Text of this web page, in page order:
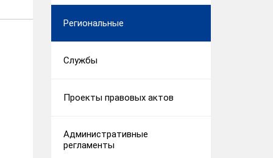
Региональные
Службы
Проекты правовых актов
Административные
регламенты